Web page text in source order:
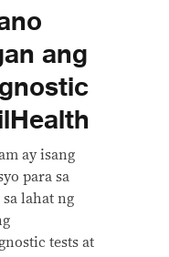
ang
ay isang
para sa
lahat ng
tests at